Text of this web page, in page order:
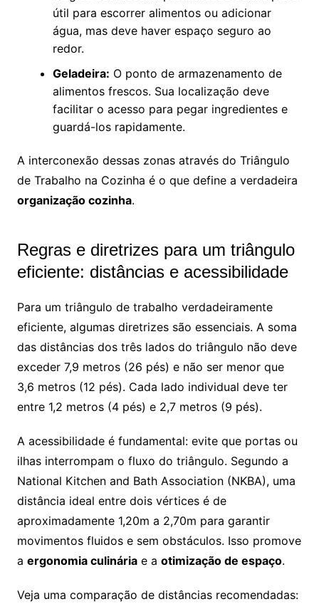
útil para escorrer alimentos ou adicionar
água, mas deve haver espaço seguro ao
redor.
Geladeira: O ponto de armazenamento de
alimentos frescos. Sua localização deve
facilitar o acesso para pegar ingredientes e
guardá-los rapidamente.
A interconexão dessas zonas através do Triângulo
de Trabalho na Cozinha é o que define a verdadeira
organização cozinha.
Regras e diretrizes para um triângulo
eficiente: distâncias e acessibilidade
Para um triângulo de trabalho verdadeiramente
eficiente, algumas diretrizes são essenciais. A soma
das distâncias dos três lados do triângulo não deve
exceder 7,9 metros (26 pés) e não ser menor que
3,6 metros (12 pés). Cada lado individual deve ter
entre 1,2 metros (4 pés) e 2,7 metros (9 pés).
A acessibilidade é fundamental: evite que portas ou
ilhas interrompam o fluxo do triângulo. Segundo a
National Kitchen and Bath Association (NKBA), uma
distância ideal entre dois vértices é de
aproximadamente 1,20m a 2,70m para garantir
movimentos fluidos e sem obstáculos. Isso promove
a ergonomia culináriae a otimização de espaço.
Veja uma comparação de distâncias recomendadas: